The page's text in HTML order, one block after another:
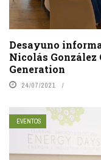
Desayuno
Nicolás González
Generation
24/07/2021
EVENTOS